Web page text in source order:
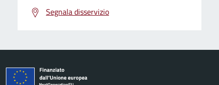
Segnala disservizio